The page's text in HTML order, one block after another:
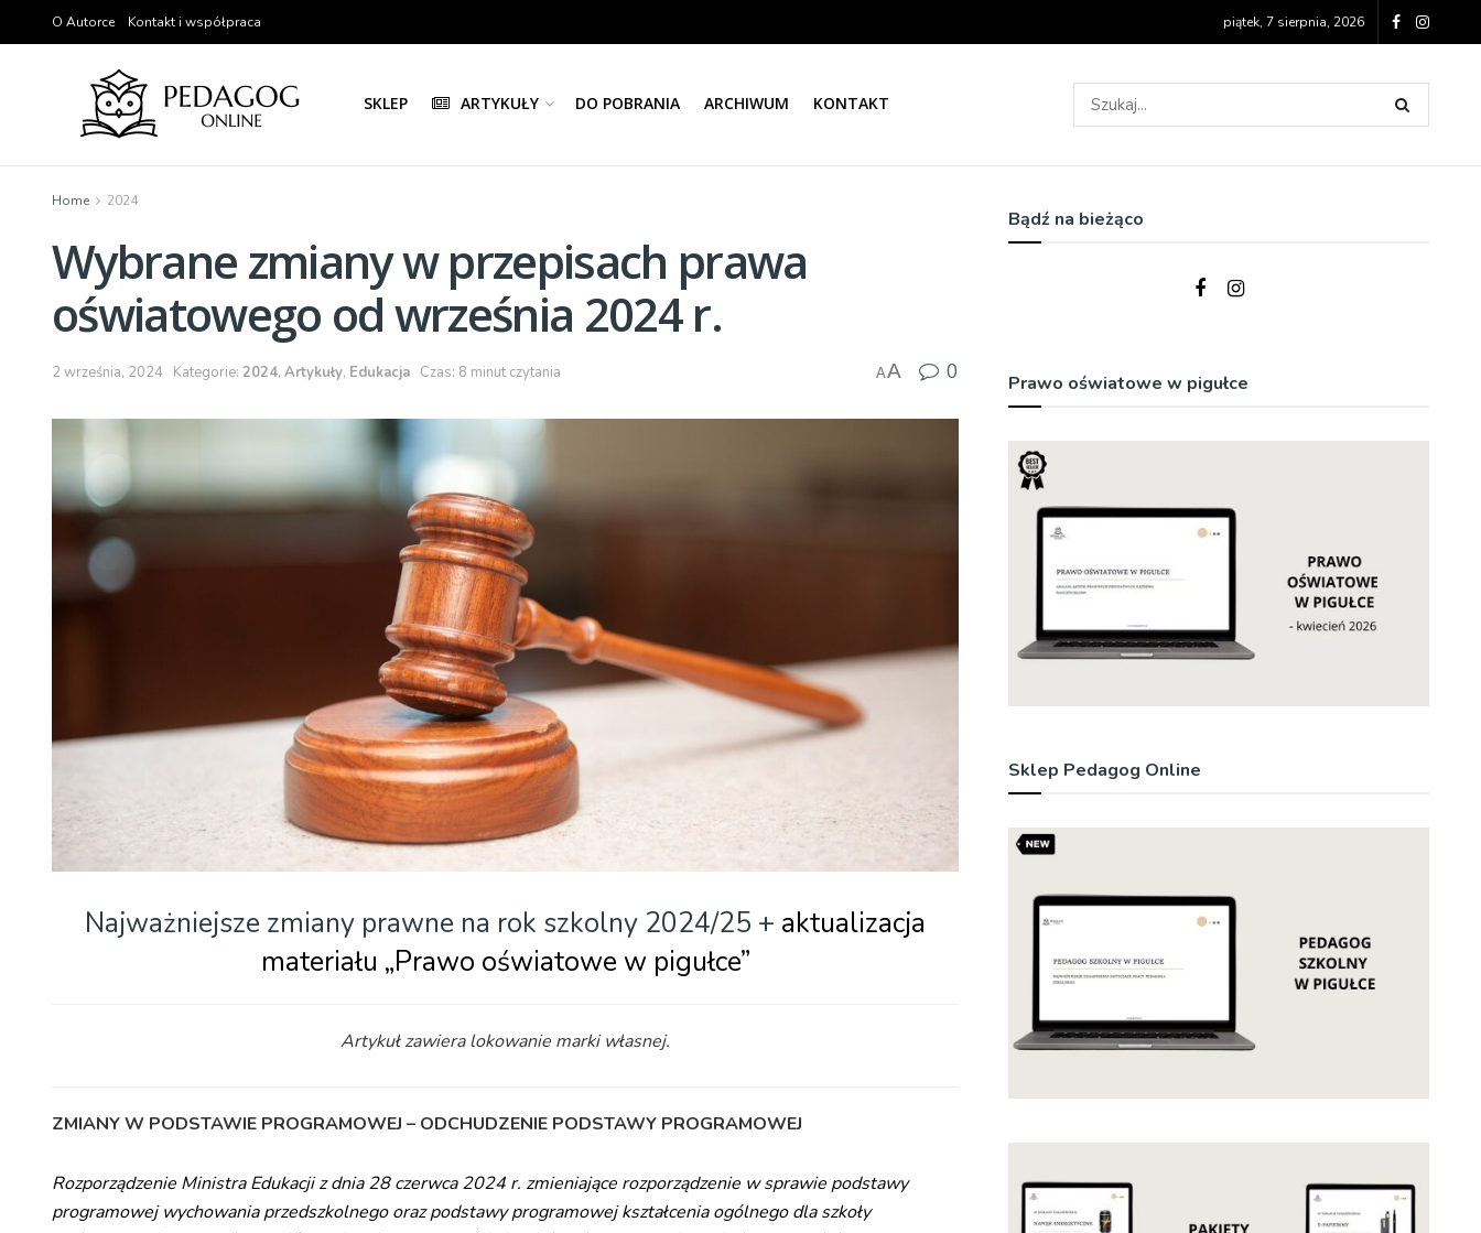
O Autorce Kontakt i współpraca piątek, 7 sierpnia, 2026
SKLEP ARTYKUŁY DO POBRANIA ARCHIWUM KONTAKT
Home 2024
Wybrane zmiany w przepisach prawa
oświatowego od września 2024 r.
2 września, 2024 Kategorie: 2024, Artykuły, Edukacja Czas: 8 minut czytania AA 0
Najważniejsze zmiany prawne na rok szkolny 2024/25 + aktualizacja
materiału „Prawo oświatowe w pigułce”
Artykuł zawiera lokowanie marki własnej.
ZMIANY W PODSTAWIE PROGRAMOWEJ – ODCHUDZENIE PODSTAWY PROGRAMOWEJ
Rozporządzenie Ministra Edukacji z dnia 28 czerwca 2024 r. zmieniające rozporządzenie w sprawie podstawy
programowej wychowania przedszkolnego oraz podstawy programowej kształcenia ogólnego dla szkoły
Bądź na bieżąco
Prawo oświatowe w pigułce
Sklep Pedagog Online